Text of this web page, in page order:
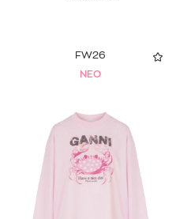
FW26
NEO